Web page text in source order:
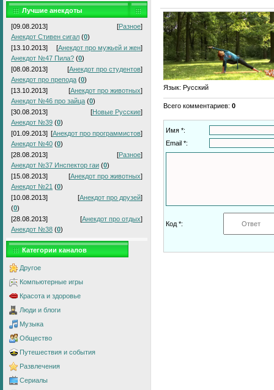
Лучшие анекдоты
[09.08.2013] [Разное]
Анекдот Стивен сигал (0)
[13.10.2013]
[Анекдот про мужьей и жен]
Анекдот №47 Пила? (0)
[08.08.2013]
[Анекдот про студентов]
Анекдот про препода (0)
[13.10.2013]
[Анекдот про животных]
Анекдот №46 про зайца (0)
[30.08.2013]
[Новые Русские]
Анекдот №39 (0)
[01.09.2013] [Анекдот про программистов]
Анекдот №40 (0)
[28.08.2013]
[Разное]
Анекдот №37 Инспектор гаи (0)
[15.08.2013]
[Анекдот про животных]
Анекдот №21 (0)
[10.08.2013]
[Анекдот про друзей]
(0)
[28.08.2013]
[Анекдот про отдых]
Анекдот №38 (0)
Категории каналов
Другое
Компьютерные игры
Красота и здоровье
Люди и блоги
Музыка
Общество
Путешествия и события
Развлечения
Сериалы
Язык: Русский
Всего комментариев: 0
Имя *:
Email *:
Код *: